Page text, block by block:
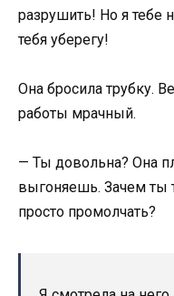
разрушить! Но я тебе
тебя уберегу!
Она бросила трубку.
работы мрачный.
— Ты довольна? Она
выгоняешь. Зачем ты
просто промолчать?